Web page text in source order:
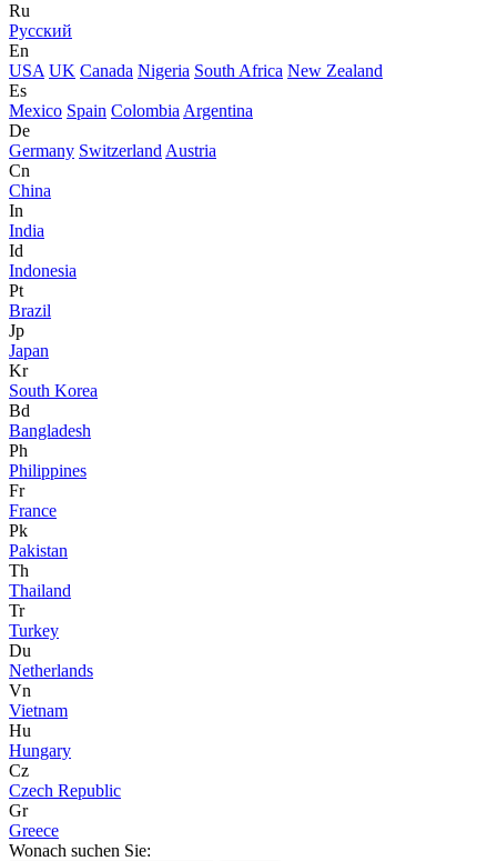
Ru
Русский
En
USA UK Canada Nigeria South Africa New Zealand
Es
Mexico Spain Colombia Argentina
De
Germany Switzerland Austria
Cn
China
In
India
Id
Indonesia
Pt
Brazil
Jp
Japan
Kr
South Korea
Bd
Bangladesh
Ph
Philippines
Fr
France
Pk
Pakistan
Th
Thailand
Tr
Turkey
Du
Netherlands
Vn
Vietnam
Hu
Hungary
Cz
Czech Republic
Gr
Greece
Wonach suchen Sie: